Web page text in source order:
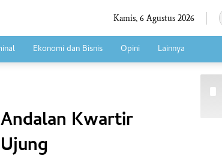
Kamis, 6 Agustus 2026
Ekonomi dan Bisnis Opini Lainnya
Kwartir